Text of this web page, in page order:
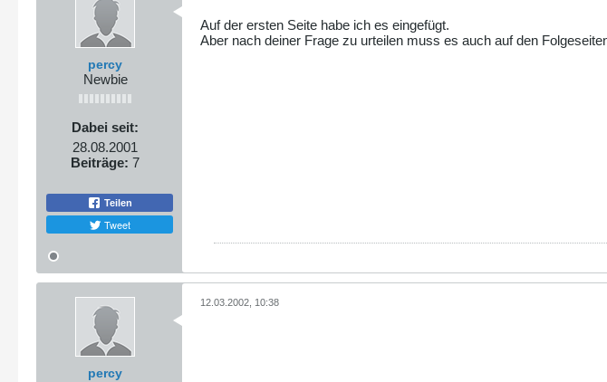
percy
Newbie
Dabei seit:
28.08.2001
Beiträge: 7
Teilen
Tweet
Auf der ersten Seite habe ich es eingefügt.
Aber nach deiner Frage zu urteilen muss es auch auf den
percy
12.03.2002, 10:38